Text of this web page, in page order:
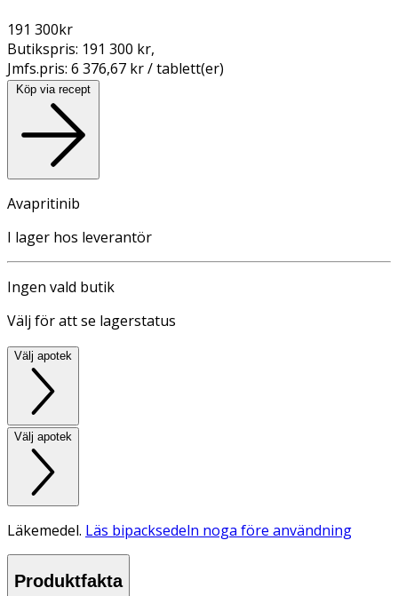
191 300kr
Butikspris: 191 300 kr,
Jmfs.pris: 6 376,67 kr / tablett(er)
Köp via recept
Avapritinib
I lager hos leverantör
Ingen vald butik
Välj för att se lagerstatus
Välj apotek
Välj apotek
Läkemedel. Läs bipacksedeln noga före användning
Produktfakta